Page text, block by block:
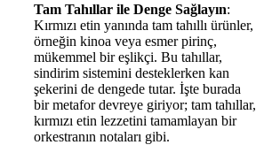
Tam Tahıllar ile Denge Sağlayın:
Kırmızı etin yanında tam tahıllı ürünler,
örneğin kinoa veya esmer pirinç,
mükemmel bir eşlikçi. Bu tahıllar,
sindirim sistemini desteklerken kan
şekerini de dengede tutar. İşte burada
bir metafor devreye giriyor; tam tahıllar,
kırmızı etin lezzetini tamamlayan bir
orkestranın notaları gibi.